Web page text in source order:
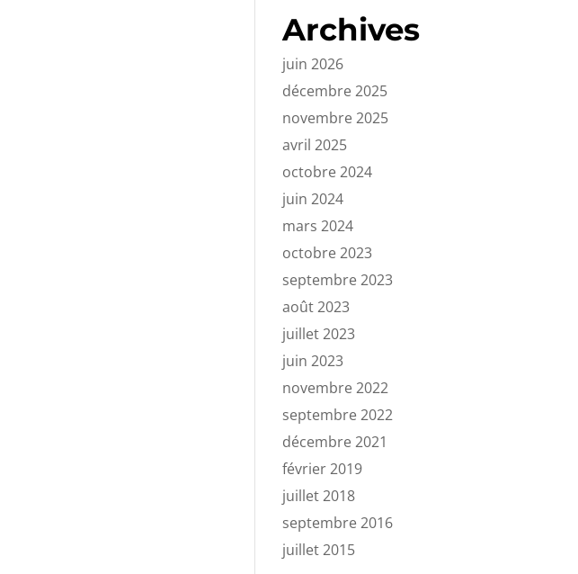
Archives
juin 2026
décembre 2025
novembre 2025
avril 2025
octobre 2024
juin 2024
mars 2024
octobre 2023
septembre 2023
août 2023
juillet 2023
juin 2023
novembre 2022
septembre 2022
décembre 2021
février 2019
juillet 2018
septembre 2016
juillet 2015